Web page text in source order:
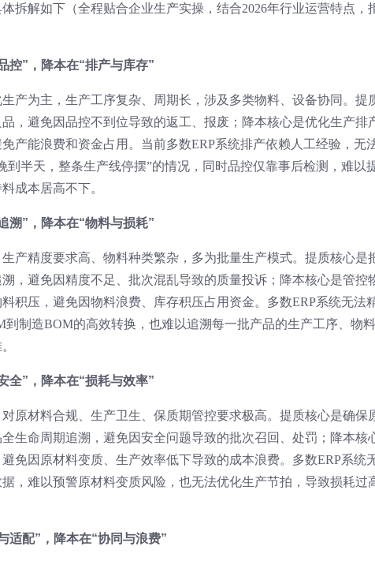
拆解如下（全程贴合企业生产实操，结合2026年行业运营特点，
控”，降本在“排产与库存”
产为主，生产工序复杂、周期长，涉及多类物料、设备协同。提
，避免因品控不到位导致的返工、报废；降本核心是优化生产排
产能浪费和资金占用。当前多数ERP系统排产依赖人工经验，无
到半天，整条生产线停摆”的情况，同时品控仅靠事后检测，难以
成本居高不下。
溯”，降本在“物料与损耗”
产精度要求高、物料种类繁杂，多为批量生产模式。提质核心是
，避免因精度不足、批次混乱导致的质量投诉；降本核心是管控
积压，避免因物料浪费、库存积压占用资金。多数ERP系统无法
制造BOM的高效转换，也难以追溯每一批产品的生产工序、物
全”，降本在“损耗与效率”
原材料合规、生产卫生、保质期管控要求极高。提质核心是确保
生命周期追溯，避免因安全问题导致的批次召回、处罚；降本核
免因原材料变质、生产效率低下导致的成本浪费。多数ERP系统
，难以预警原材料变质风险，也无法优化生产节拍，导致损耗过
适配”，降本在“协同与浪费”